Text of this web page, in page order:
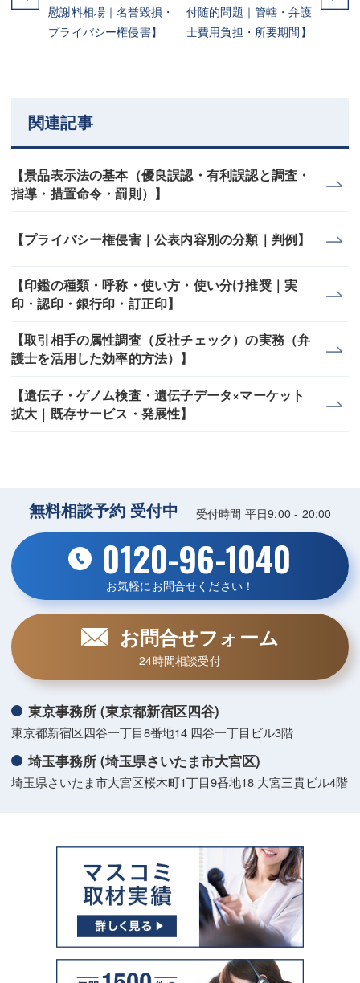
慰謝料相場｜名誉毀損・
プライバシー権侵害】
付随的問題｜管轄・弁護
士費用負担・所要期間】
関連記事
【景品表示法の基本（優良誤認・有利誤認と調査・
指導・措置命令・罰則）】
【プライバシー権侵害｜公表内容別の分類｜判例】
【印鑑の種類・呼称・使い方・使い分け推奨｜実
印・認印・銀行印・訂正印】
【取引相手の属性調査（反社チェック）の実務（弁
護士を活用した効率的方法）】
【遺伝子・ゲノム検査・遺伝子データ×マーケット
拡大｜既存サービス・発展性】
無料相談予約 受付中 受付時間 平日9:00 - 20:00
0120-96-1040
お気軽にお問合せください！
お問合せフォーム
24時間相談受付
東京事務所 (東京都新宿区四谷)
東京都新宿区四谷一丁目8番地14 四谷一丁目ビル3階
埼玉事務所 (埼玉県さいたま市大宮区)
埼玉県さいたま市大宮区桜木町1丁目9番地18 大宮三貴ビル4階